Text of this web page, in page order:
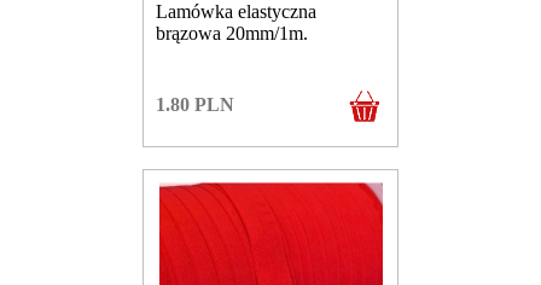
Lamówka elastyczna
brązowa 20mm/1m.
1.80 PLN